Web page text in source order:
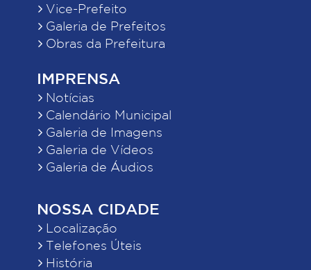
Vice-Prefeito
Galeria de Prefeitos
Obras da Prefeitura
IMPRENSA
Notícias
Calendário Municipal
Galeria de Imagens
Galeria de Vídeos
Galeria de Áudios
NOSSA CIDADE
Localização
Telefones Úteis
História